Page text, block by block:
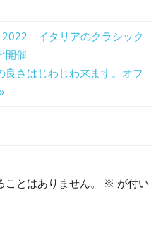
イタリアのクラシック
開催
さはじわじわ来ます。オフ
とはありません。 ※ が付い